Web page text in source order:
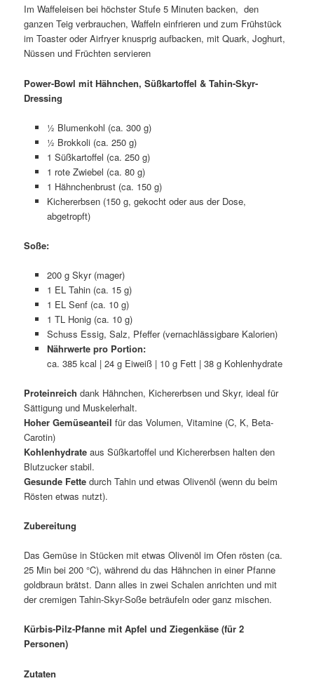
Im Waffeleisen bei höchster Stufe 5 Minuten backen, den
ganzen Teig verbrauchen, Waffeln einfrieren und zum Frühstück
im Toaster oder Airfryer knusprig aufbacken, mit Quark, Joghurt,
Nüssen und Früchten servieren
Power-Bowl mit Hähnchen, Süßkartoffel & Tahin-Skyr-
Dressing
½ Blumenkohl (ca. 300 g)
½ Brokkoli (ca. 250 g)
1 Süßkartoffel (ca. 250 g)
1 rote Zwiebel (ca. 80 g)
1 Hähnchenbrust (ca. 150 g)
Kichererbsen (150 g, gekocht oder aus der Dose,
abgetropft)
Soße:
200 g Skyr (mager)
1 EL Tahin (ca. 15 g)
1 EL Senf (ca. 10 g)
1 TL Honig (ca. 10 g)
Schuss Essig, Salz, Pfeffer (vernachlässigbare Kalorien)
Nährwerte pro Portion:
ca. 385 kcal | 24 g Eiweiß | 10 g Fett | 38 g Kohlenhydrate
Proteinreich dank Hähnchen, Kichererbsen und Skyr, ideal für
Sättigung und Muskelerhalt.
Hoher Gemüseanteil für das Volumen, Vitamine (C, K, Beta-
Carotin)
Kohlenhydrate aus Süßkartoffel und Kichererbsen halten den
Blutzucker stabil.
Gesunde Fette durch Tahin und etwas Olivenöl (wenn du beim
Rösten etwas nutzt).
Zubereitung
Das Gemüse in Stücken mit etwas Olivenöl im Ofen rösten (ca.
25 Min bei 200 °C), während du das Hähnchen in einer Pfanne
goldbraun brätst. Dann alles in zwei Schalen anrichten und mit
der cremigen Tahin-Skyr-Soße beträufeln oder ganz mischen.
Kürbis-Pilz-Pfanne mit Apfel und Ziegenkäse (für 2
Personen)
Zutaten